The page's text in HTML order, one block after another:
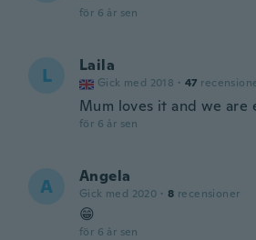
för 6 år sen
L Laila
Gick med 2018 · 47
Mum loves it and we are
för 6 år sen
A Angela
Gick med 2020 · 8 recensioner
😁
för 6 år sen